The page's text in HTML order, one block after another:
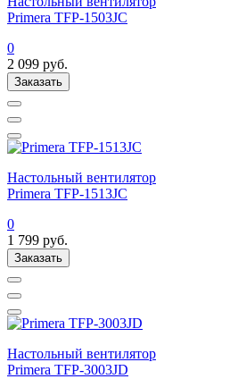
Primera TFP-1503JC
0
2 099 руб.
Заказать
Настольный вентилятор
Primera TFP-1513JC
0
1 799 руб.
Заказать
Настольный вентилятор
Primera TFP-3003JD